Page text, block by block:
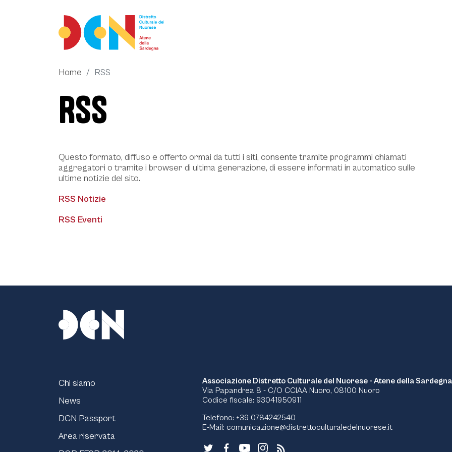
Vai al menu principale
Vai al footer
Home RSS
RSS
Questo formato, diffuso e offerto ormai da tutti i siti, consente tramite programmi chiamati
aggregatori o tramite i browser di ultima generazione, di essere informati in automatico sulle
ultime notizie del sito.
RSS Notizie
RSS Eventi
Chi siamo
News
DCN Passport
Area riservata
Associazione Distretto Culturale del Nuorese - Atene della Sardegna
Via Papandrea 8 - C/O CCIAA Nuoro, 08100 Nuoro
Codice fiscale: 93041950911
Telefono: +39 0784242540
E-Mail: comunicazione@distrettoculturaledelnuorese.it